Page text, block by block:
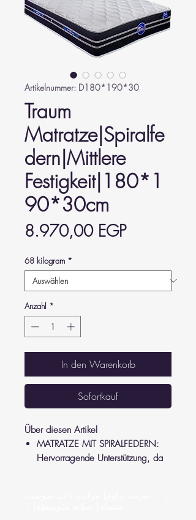
Artikelnummer: D180*190*30
Traum
Matratze|Spiralfe
dern|Mittlere
Festigkeit|180*1
90*30cm
8.970,00 EGPPreis
68 kilogram *
Anzahl *
In den Warenkorb
Sofortkauf
Über diesen Artikel
MATRATZE MIT SPIRALFEDERN:
Hervorragende Unterstützung, da